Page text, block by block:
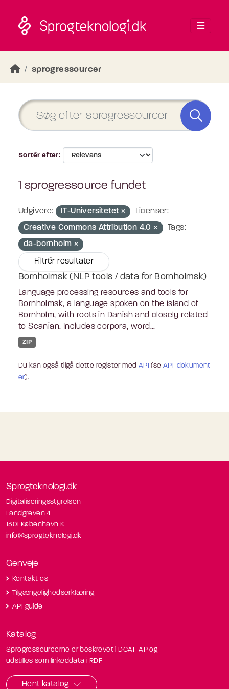
sprogressourcer
Sortér efter
1 sprogressource fundet
Udgivere: IT-Universitetet
Licenser:
Creative Commons Attribution 4.0
Tags:
da-bornholm
Filtrér resultater
Bornholmsk (NLP tools / data for Bornholmsk)
Language processing resources and tools for
Bornholmsk, a language spoken on the island of
Bornholm, with roots in Danish and closely related
to Scanian. Includes corpora, word...
ZIP
Du kan også tilgå dette register med API (seAPI-dokument
er).
Sprogteknologi.dk
Digitaliseringsstyrelsen
Landgreven 4
1301 København K
info@sprogteknologi.dk
Genveje
Kontakt os
Tilgængelighedserklæring
API guide
Katalog
Sprogressourcerne er beskrevet i DCAT-AP og
udstilles som linkeddata i RDF
Hent katalog